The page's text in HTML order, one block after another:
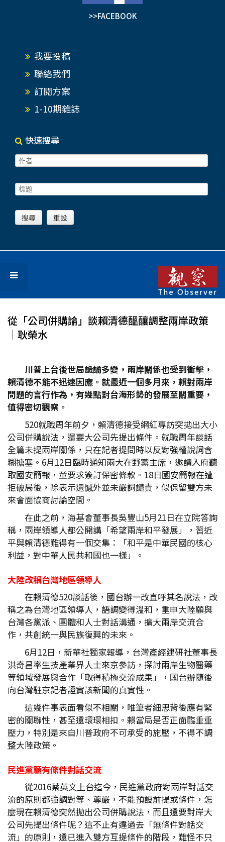
>>FACEBOOK
我要投稿
聯絡我們
訂閱方案
1-10期雜誌
快速搜尋
從「公司併購論」談賴清德醞釀調整兩岸政策
│耿榮水
川普上台後世局詭譎多變，兩岸關係也受到衝擊，
賴清德不能不迅速因應。就最近一個多月來，賴對兩岸
問題的言行作為，有幾點對台海形勢的發展至關重要，
值得密切觀察。
520就職周年前夕，賴清德接受網紅專訪突拋出大小
公司併購說法，還要大公司先提出條件。就職周年談話
全篇未提兩岸關係，只在記者提問時以反對強權說詞含
糊搪塞。6月12日臨時通知兩大在野黨主席，邀請入府聽
取國安簡報，並要求簽訂保密條款。18日國安簡報在遭
拒破局後，除表示遺憾外並未嚴詞譴責，似保留雙方未
來會面協商討論空間。
在此之前，海基會董事長吳豐山5月21日在立院答詢
稱，兩岸領導人都公開講「希望兩岸和平發展」，習近
平與賴清德難得有一個交集：「和平是中華民國的核心
利益，對中華人民共和國也一樣」。
大陸改稱台灣地區領導人
在賴清德520談話後，國台辦一改直呼其名說法，改
稱之為台灣地區領導人，語調變得溫和，重申大陸願與
台灣各黨派、團體和人士對話溝通，擴大兩岸交流合
作，共創統一與民族復興的未來。
6月12日，新華社獨家報導，台灣產經建研社董事長
洪奇昌率生技產業界人士來京參訪，探討兩岸生物醫藥
等領域發展與合作「取得積極交流成果」，國台辦隨後
向台灣駐京記者證實該新聞的真實性。
這幾件事表面看似不相關，唯筆者細思背後應有緊
密的關聯性，甚至還環環相扣。賴當局是否正面臨重重
壓力，特別是來自川普政府不可承受的施壓，不得不調
整大陸政策。
民進黨願有條件對話交流
從2016蔡英文上台迄今，民進黨政府對兩岸對話交
流的原則都強調對等、尊嚴，不能預設前提或條件，怎
麼現在賴清德突然拋出公司併購說法，而且還要對岸大
公司先提出條件呢？這不止有違過去「無條件對話交
流」的原則，還已進入雙方互提條件的階段，難怪不只